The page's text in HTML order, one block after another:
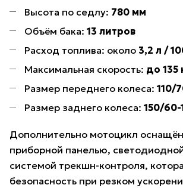
Высота по седлу: 780 мм
Объём бака: 13 литров
Расход топлива: около 3,2 л /
Максимальная скорость: до 135
Размер переднего колеса: 110/
Размер заднего колеса: 150/60-
Дополнительно мотоцикл
приборной панелью,
системой трекшн-контроля,
безопасность при резком